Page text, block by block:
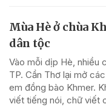
Mùa Hè ở chùa
dân tộc
Vào mỗi dịp Hè, nhiều
TP. Cần Thơ lại mở
em đồng bào Khmer.
viết tiếng nói, chữ viết